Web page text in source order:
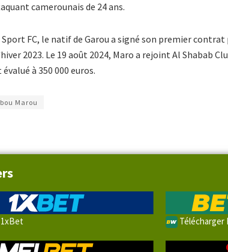
camerounais de 24 ans.
FC, le natif de Garou a signé son premier
2023. Le 19 août 2024, Maro a rejoint Al Shabab
à 350 000 euros.
Marou